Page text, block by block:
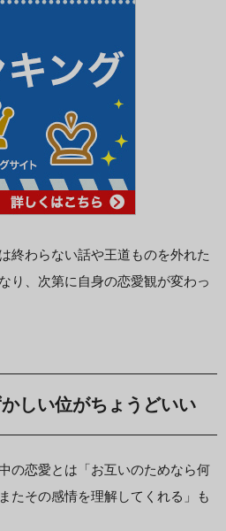
終わらない話や王道ものを外れた
り、次第に自身の恋愛観が変わっ
しい位がちょうどいい
の恋愛とは「お互いのためなら何
たその感情を理解してくれる」も